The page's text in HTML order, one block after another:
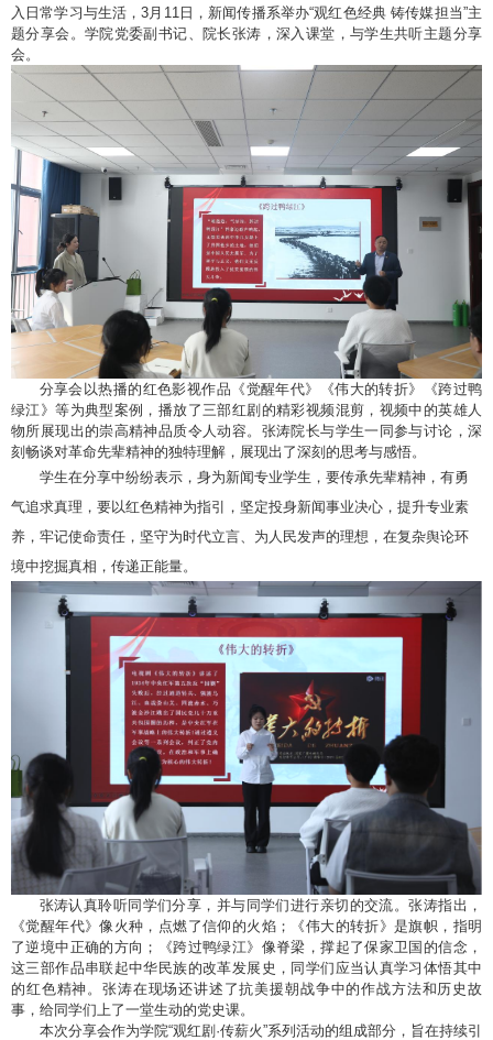
入日常学习与生活，3月11日，新闻传播系举办“观红色经典 铸传媒担当”主
题分享会。学院党委副书记、院长张涛，深入课堂，与学生共听主题分享
会。
分享会以热播的红色影视作品《觉醒年代》《伟大的转折》《跨过鸭
绿江》等为典型案例，播放了三部红剧的精彩视频混剪，视频中的英雄人
物所展现出的崇高精神品质令人动容。张涛院长与学生一同参与讨论，深
刻畅谈对革命先辈精神的独特理解，展现出了深刻的思考与感悟。
学生在分享中纷纷表示，身为新闻专业学生，要传承先辈精神，有勇
气追求真理，要以红色精神为指引，坚定投身新闻事业决心，提升专业素
养，牢记使命责任，坚守为时代立言、为人民发声的理想，在复杂舆论环
境中挖掘真相，传递正能量。
张涛认真聆听同学们分享，并与同学们进行亲切的交流。张涛指出，
《觉醒年代》像火种，点燃了信仰的火焰；《伟大的转折》是旗帜，指明
了逆境中正确的方向；《跨过鸭绿江》像脊梁，撑起了保家卫国的信念，
这三部作品串联起中华民族的改革发展史，同学们应当认真学习体悟其中
的红色精神。张涛在现场还讲述了抗美援朝战争中的作战方法和历史故
事，给同学们上了一堂生动的党史课。
本次分享会作为学院“观红剧·传薪火”系列活动的组成部分，旨在持续引